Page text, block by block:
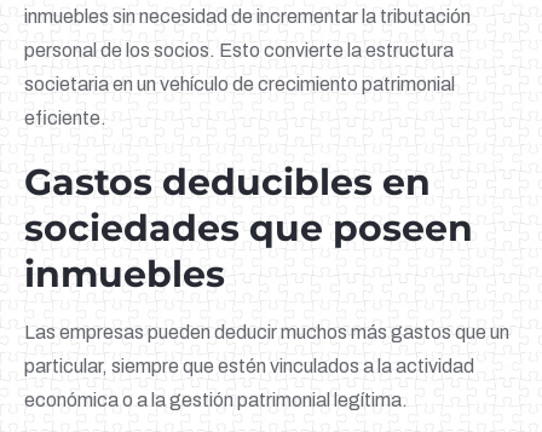
inmuebles sin necesidad de incrementar la tributación
personal de los socios. Esto convierte la estructura
societaria en un vehículo de crecimiento patrimonial
eficiente.
Gastos deducibles en
sociedades que poseen
inmuebles
Las empresas pueden deducir muchos más gastos que un
particular, siempre que estén vinculados a la actividad
económica o a la gestión patrimonial legítima.